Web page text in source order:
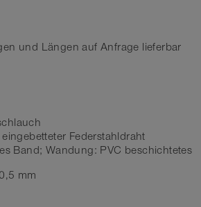
und Längen auf Anfrage lieferbar
Federstahldraht
Band; Wandung: PVC beschichtetes
mm